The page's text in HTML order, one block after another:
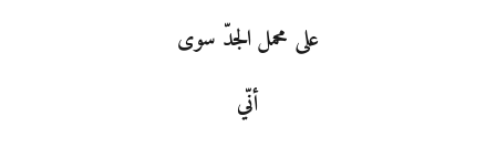
على محمل الجدّ سوى
أنّي